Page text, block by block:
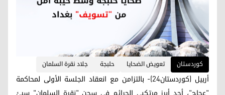
کوردستان تعويض الضحايا حلبجة جلاد نقرة السلمان
أربيل (كوردستان24)- بالتزامن مع انعقاد الجلسة الأولى لمحاكمة